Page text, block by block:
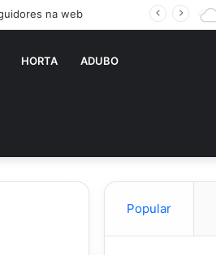
na web
HORTA ADUBO
Popular